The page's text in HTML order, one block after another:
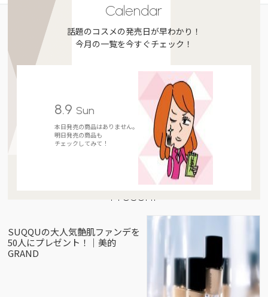
Calendar
話題のコスメの発売日が早わかり！
今月の一覧を今すぐチェック！
8.9 Sun
本日発売の商品はありません。
明日発売の商品も
チェックしてみて！
Present
SUQQUの大人気艶肌ファンデを
50人にプレゼント！｜美的
GRAND